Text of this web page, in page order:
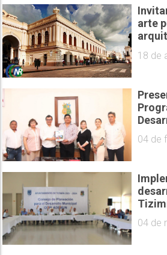
arte
18 de
04 de
04 de